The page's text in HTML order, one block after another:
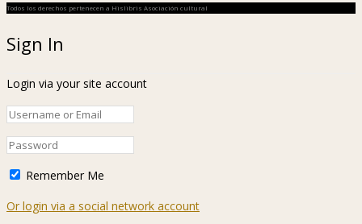
Todos los derechos pertenecen a Hislibris Asociación cultural
Sign In
Login via your site account
Remember Me
Or login via a social network account